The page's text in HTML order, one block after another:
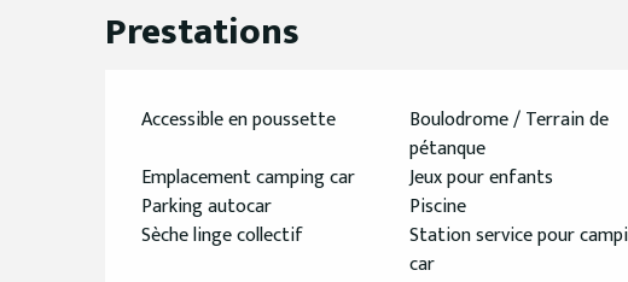
Prestations
Accessible en poussette
Boulodrome / Terrain de
pétanque
Emplacement camping car
Jeux pour enfants
Parking autocar
Piscine
Sèche linge collectif
Station service pour
car